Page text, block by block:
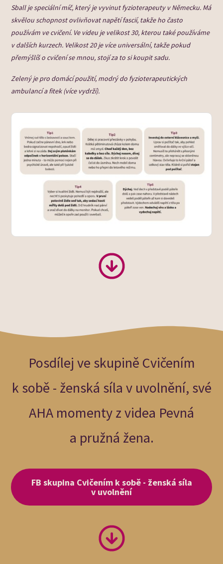
Sball je speciální míč, který je vyvinut fyzioterapeuty v Německu. Má
skvělou schopnost ovlivňovat napětí fascií, takže ho často
používám ve cvičení. Ve videu je velikost 30, kterou také používáme
v dalších kurzech. Velikost 20 je více universální, takže pokud
přemýšlíš o cvičení se mnou, stojí za to si koupit sadu.
Zelený je pro domácí použití, modrý do fyzioterapeutických
ambulancí a fitek (více vydrží).
Posdílej ve skupině Cvičením
k sobě - ženská síla v uvolnění, své
AHA momenty z videa Pevná
a pružná žena.
FB skupina Cvičením k sobě - ženská síla
v uvolnění